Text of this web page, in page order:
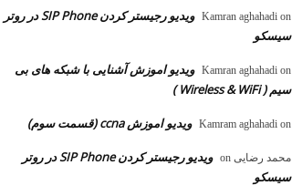
Kamran aghahadi on
ویدیو رجیستر کردن SIP Phone در روتر
سیسکو
Kamran aghahadi on
ویدیو اموزش آشنایی با شبکه های بی
سیم ( Wireless & WiFi )
Kamram aghahadi on ویدیو اموزش ccna (قسمت سوم)
محمد رضایی
ویدیو رجیستر کردن SIP Phone در روتر
سیسکو